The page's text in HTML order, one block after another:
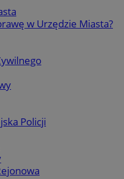
w Urzędzie Miasta?
Policji